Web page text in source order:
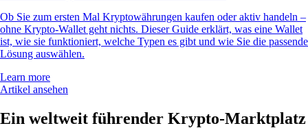
Ob Sie zum ersten Mal Kryptowährungen kaufen oder aktiv handeln –
ohne Krypto-Wallet geht nichts. Dieser Guide erklärt, was eine Wallet
ist, wie sie funktioniert, welche Typen es gibt und wie Sie die passende
Lösung auswählen.
Learn more
Artikel ansehen
Ein weltweit führender Krypto-Marktplatz